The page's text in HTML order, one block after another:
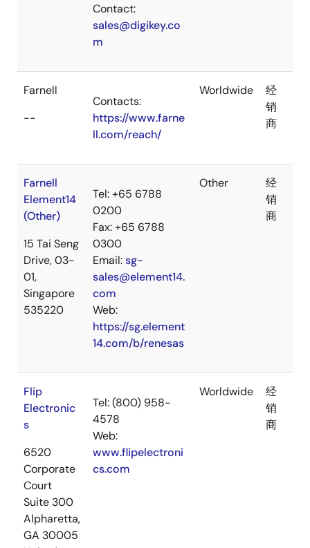
Contact:
sales@digikey.co
m
Farnell
--
Contacts:
https://www.farne
ll.com/reach/
Worldwide
经
销
商
Farnell
Element14
(Other)
15 Tai Seng
Drive, 03-
01,
Singapore
535220
Tel: +65 6788
0200
Fax: +65 6788
0300
Email:sg-
sales@element14.
com
Web:
https://sg.element
14.com/b/renesas
Other
经
销
商
Flip
Electronic
s
6520
Corporate
Court
Suite 300
Alpharetta,
GA 30005
Tel: (800) 958-
4578
Web:
www.flipelectroni
cs.com
Worldwide
经
销
商